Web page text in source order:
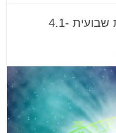
הורוסקופ/אסטרולוגיה: תחזית שבועית 4.1-